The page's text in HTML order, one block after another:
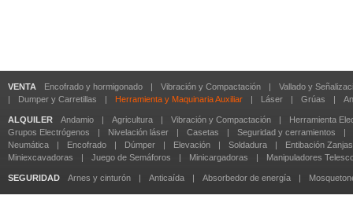
VENTA Encofrado y hormigonado | Vibración y Compactación |
Vallado y
|
Dumper y Carretillas | Herramienta y Maquinaria Auxiliar | Láser | Grúas |
ALQUILER Andamio | Agricultura | Vibración y Compactación |
Herramienta
Grupos Electrógenos
| Nivelación láser | Casetas | Seguridad y cerramientos
|
Neumática
| Encofrado | Dúmper | Elevación | Soldadura |
Entibación Zanjas
Miniexcavadoras
| Juego de Semáforos | Minicargadoras | Manipuladores
SEGURIDAD Arnes y cinturón | Anticaída | Absorbedor de energía |